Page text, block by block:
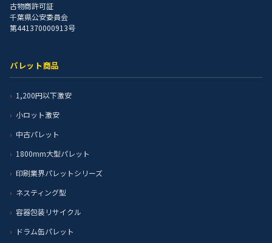
古物商許可証
千葉県公安委員会
第441370000913号
パレット商品
1,200円以下激安
小ロット激安
中古パレット
1800mm大型パレット
印刷業界パレットシリーズ
ネスティング型
容器包装リサイクル
ドラム缶パレット